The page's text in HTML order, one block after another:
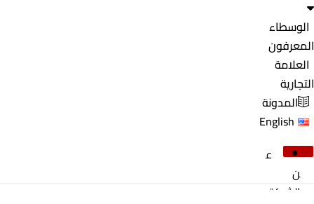
الوسطاء
المعرفون
العلامة
التجارية
المدونة
English
ع
ن
الشركة